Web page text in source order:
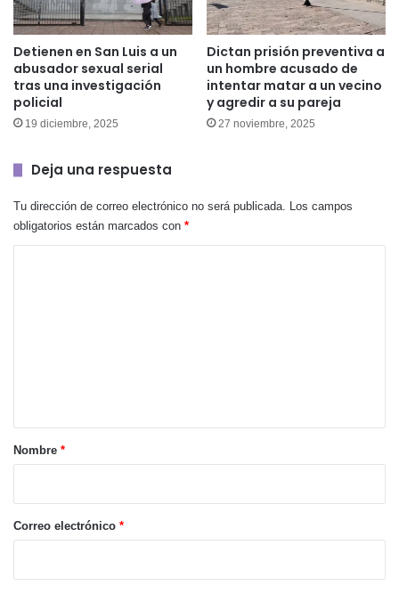
Detienen en San Luis a un
abusador sexual serial
tras una investigación
policial
19 diciembre, 2025
Dictan prisión preventiva a
un hombre acusado de
intentar matar a un vecino
y agredir a su pareja
27 noviembre, 2025
Deja una respuesta
Tu dirección de correo electrónico no será publicada. Los campos
obligatorios están marcados con *
r
*
Nombre *
Correo electrónico *